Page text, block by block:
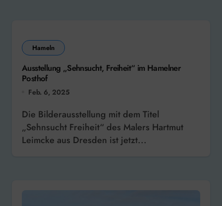
Hameln
Ausstellung „Sehnsucht, Freiheit“ im Hamelner
Posthof
Feb. 6, 2025
Die Bilderausstellung mit dem Titel
„Sehnsucht Freiheit“ des Malers Hartmut
Leimcke aus Dresden ist jetzt...